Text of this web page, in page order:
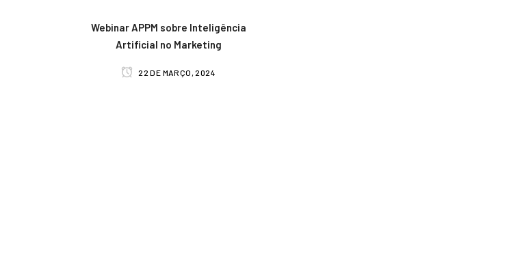
Webinar APPM sobre Inteligência
Artificial no Marketing
22 DE MARÇO, 2024